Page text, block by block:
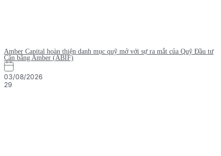
Amber Capital hoàn thiện danh mục quỹ mở với sự ra mắt của Quỹ Đầu tư
Cân bằng Amber (ABIF)
03/08/2026
29